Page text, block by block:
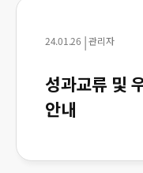
24.01.26 |관리자
성과교류 및
안내